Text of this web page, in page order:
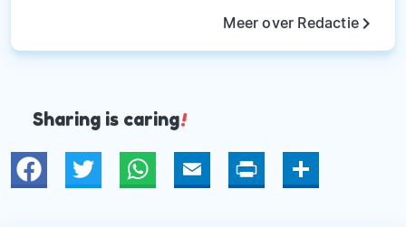
Meer over Redactiekeyboard_arrow_right
Sharing is caring!
Twitter WhatsAppEmail Print Deel